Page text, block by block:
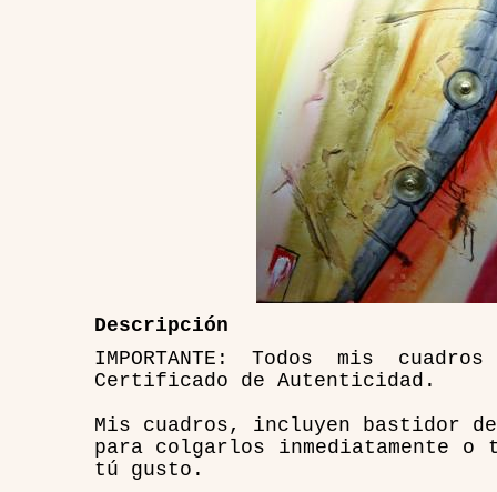
Descripción
IMPORTANTE: Todos mis
Certificado de Autenticidad.
Mis cuadros, incluyen bastidor
para colgarlos inmediatamente
tú gusto.